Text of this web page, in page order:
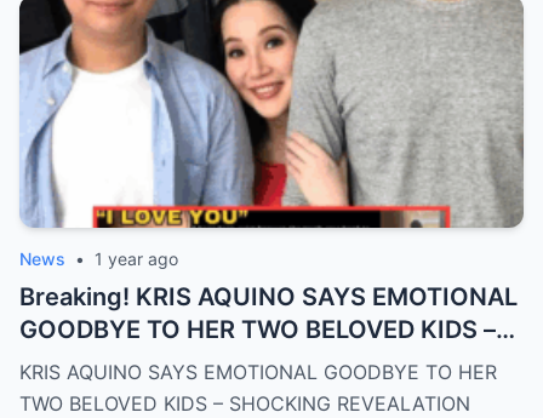
News • 1 year ago
Breaking! KRIS AQUINO SAYS EMOTIONAL
GOODBYE TO HER TWO BELOVED KIDS –
SH0CKING REVEALATION LEAVES FANS
HEARTBROKEN!
KRIS AQUINO SAYS EMOTIONAL GOODBYE TO HER
TWO BELOVED KIDS – SHOCKING REVEALATION